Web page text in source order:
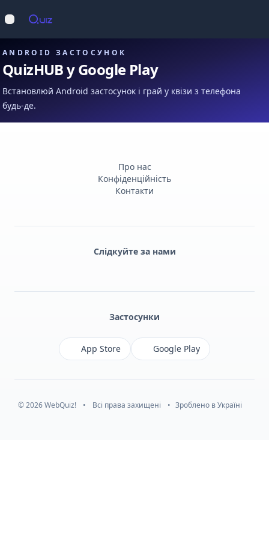
Відкрити меню
ANDROID ЗАСТОСУНОК
QuizHUB у Google Play
Встановлюй Android застосунок і грай у квізи з телефона
будь-де.
Про нас
Конфіденційність
Контакти
Слідкуйте за нами
Застосунки
App Store Google Play
© 2026 WebQuiz! • Всі права захищені • Зроблено в Україні